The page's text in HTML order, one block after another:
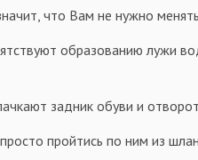
что Вам не нужно
образованию лужи
задник обуви и
пройтись по ним из